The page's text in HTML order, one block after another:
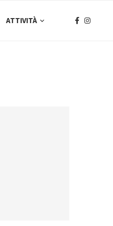
ATTIVITÀ